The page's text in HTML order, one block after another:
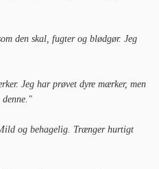
den skal, fugter og blødgør. Jeg
Jeg har prøvet dyre mærker, men
denne."
og behagelig. Trænger hurtigt